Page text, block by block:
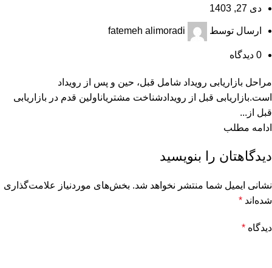
دی 27, 1403
ارسال توسط fatemeh alimoradi
0 دیدگاه
مراحل بازاریابی رویداد شامل قبل، حین و پس از رویداد
است.بازاریابی قبل از رویدادشناخت مشتریاناولین قدم در بازاریابی
قبل از...
ادامه مطلب
دیدگاهتان را بنویسید
نشانی ایمیل شما منتشر نخواهد شد. بخش‌های موردنیاز علامت‌گذاری
شده‌اند *
دیدگاه *